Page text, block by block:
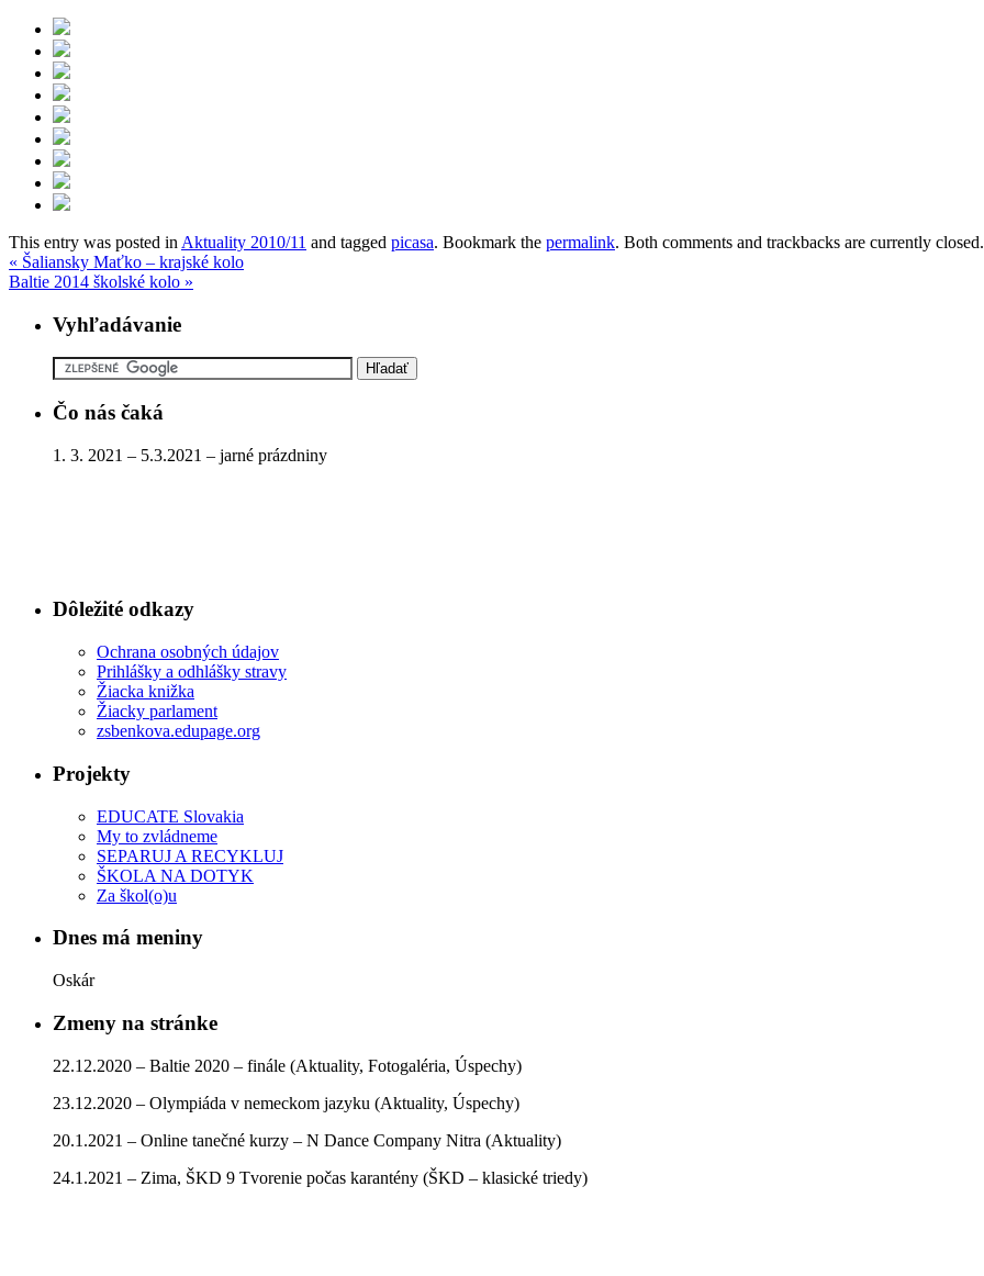
This entry was posted in Aktuality 2010/11 and tagged picasa. Bookmark the permalink. Both comments and trackbacks are currently closed.
« Šaliansky Maťko – krajské kolo
Baltie 2014 školské kolo »
Vyhľadávanie
Čo nás čaká
1. 3. 2021 – 5.3.2021 – jarné prázdniny
Dôležité odkazy
Ochrana osobných údajov
Prihlášky a odhlášky stravy
Žiacka knižka
Žiacky parlament
zsbenkova.edupage.org
Projekty
EDUCATE Slovakia
My to zvládneme
SEPARUJ A RECYKLUJ
ŠKOLA NA DOTYK
Za škol(o)u
Dnes má meniny
Oskár
Zmeny na stránke
22.12.2020 – Baltie 2020 – finále (Aktuality, Fotogaléria, Úspechy)
23.12.2020 – Olympiáda v nemeckom jazyku (Aktuality, Úspechy)
20.1.2021 – Online tanečné kurzy – N Dance Company Nitra (Aktuality)
24.1.2021 – Zima, ŠKD 9 Tvorenie počas karantény (ŠKD – klasické triedy)